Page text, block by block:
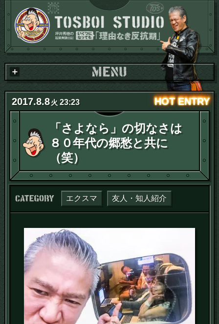
2017.8.8火 23:23
「さよなら」の切なさは
８０年代の郷愁と共に
（笑）
カテゴリー：
エクスマ 友人・知人紹介